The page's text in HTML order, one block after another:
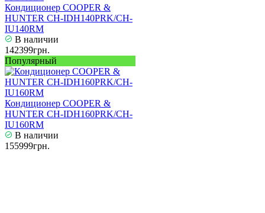
Кондиционер COOPER &
HUNTER CH-IDH140PRK/CH-
IU140RM
В наличии
142399грн.
Популярный
Кондиционер COOPER &
HUNTER CH-IDH160PRK/CH-
IU160RM
В наличии
155999грн.